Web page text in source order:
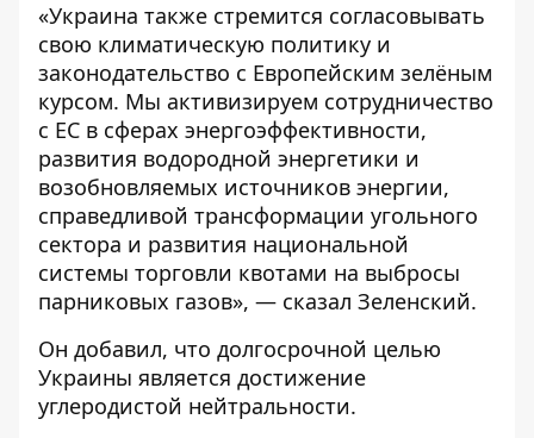
«Украина также стремится согласовывать
свою климатическую политику и
законодательство с Европейским зелёным
курсом. Мы активизируем сотрудничество
с ЕС в сферах энергоэффективности,
развития водородной энергетики и
возобновляемых источников энергии,
справедливой трансформации угольного
сектора и развития национальной
системы торговли квотами на выбросы
парниковых газов», — сказал Зеленский.
Он добавил, что долгосрочной целью
Украины является достижение
углеродистой нейтральности.